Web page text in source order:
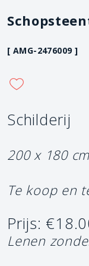
[ AMG-2476009 ]
Schilderij
200 x 180 cm
Te koop en
Prijs:
Lenen